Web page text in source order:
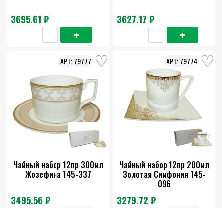
3695.61 ₽ 3627.17 ₽
Чайный набор 12пр 300мл
Жозефина 145-337
3495.56 ₽
79777
Чайный набор 12пр 200мл
Золотая Симфония 145-
096
3279.72 ₽
79774